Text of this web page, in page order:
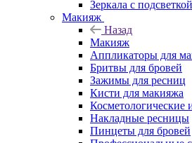
Зеркала с подсветкой
Макияж
Назад
Макияж
Аппликаторы для
Бритвы для бровей
Зажимы для ресниц
Кисти для макияжа
Косметологические
Накладные ресницы
Пинцеты для бровей